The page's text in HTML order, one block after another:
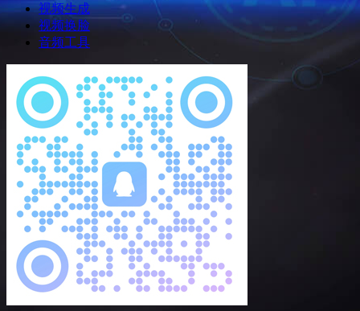
视频生成
视频换脸
音频工具